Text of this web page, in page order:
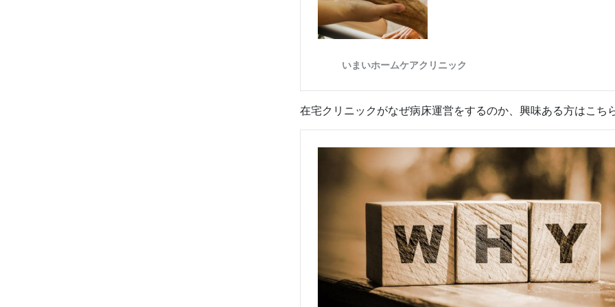
在宅クリニックがなぜ病床運営をするのか、興味ある方はこち